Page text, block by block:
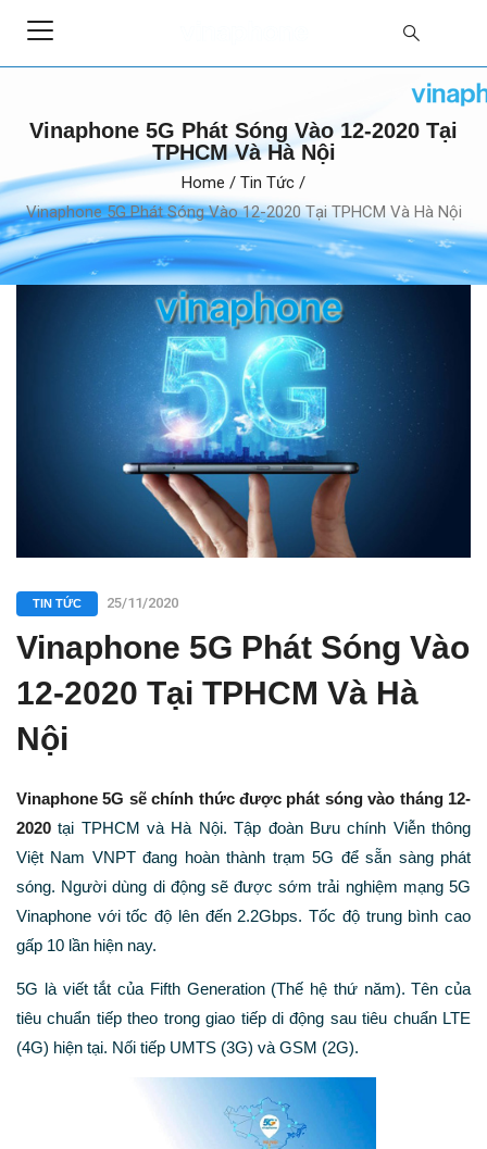
Vinaphone 5G Phát Sóng Vào 12-2020 Tại
TPHCM Và Hà Nội
Home / Tin Tức /
Vinaphone 5G Phát Sóng Vào 12-2020 Tại TPHCM Và Hà Nội
TIN TỨC 25/11/2020
Vinaphone 5G Phát Sóng Vào
12-2020 Tại TPHCM Và Hà
Nội
Vinaphone 5G sẽ chính thức được phát sóng vào tháng 12-
2020 tại TPHCM và Hà Nội. Tập đoàn Bưu chính Viễn thông
Việt Nam VNPT đang hoàn thành trạm 5G để sẵn sàng phát
sóng. Người dùng di động sẽ được sớm trải nghiệm mạng 5G
Vinaphone với tốc độ lên đến 2.2Gbps. Tốc độ trung bình cao
gấp 10 lần hiện nay.
5G là viết tắt của Fifth Generation (Thế hệ thứ năm). Tên của
tiêu chuẩn tiếp theo trong giao tiếp di động sau tiêu chuẩn LTE
(4G) hiện tại. Nối tiếp UMTS (3G) và GSM (2G).